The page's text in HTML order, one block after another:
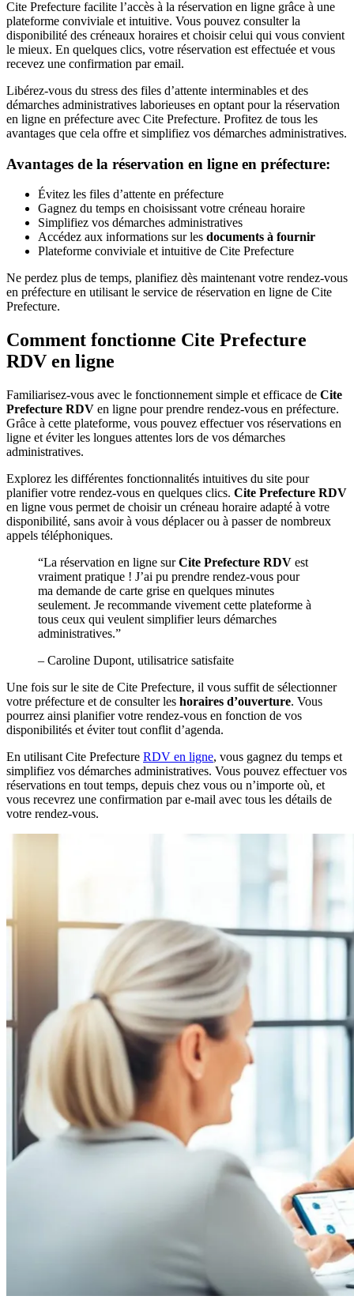
Cite Prefecture facilite l’accès à la réservation en ligne grâce à une
plateforme conviviale et intuitive. Vous pouvez consulter la
disponibilité des créneaux horaires et choisir celui qui vous convient
le mieux. En quelques clics, votre réservation est effectuée et vous
recevez une confirmation par email.
Libérez-vous du stress des files d’attente interminables et des
démarches administratives laborieuses en optant pour la réservation
en ligne en préfecture avec Cite Prefecture. Profitez de tous les
avantages que cela offre et simplifiez vos démarches administratives.
Avantages de la réservation en ligne en préfecture:
Évitez les files d’attente en préfecture
Gagnez du temps en choisissant votre créneau horaire
Simplifiez vos démarches administratives
Accédez aux informations sur les documents à fournir
Plateforme conviviale et intuitive de Cite Prefecture
Ne perdez plus de temps, planifiez dès maintenant votre rendez-vous
en préfecture en utilisant le service de réservation en ligne de Cite
Prefecture.
Comment fonctionne Cite Prefecture
RDV en ligne
Familiarisez-vous avec le fonctionnement simple et efficace de Cite
Prefecture RDV en ligne pour prendre rendez-vous en préfecture.
Grâce à cette plateforme, vous pouvez effectuer vos réservations en
ligne et éviter les longues attentes lors de vos démarches
administratives.
Explorez les différentes fonctionnalités intuitives du site pour
planifier votre rendez-vous en quelques clics. Cite Prefecture RDV
en ligne vous permet de choisir un créneau horaire adapté à votre
disponibilité, sans avoir à vous déplacer ou à passer de nombreux
appels téléphoniques.
“La réservation en ligne surCite Prefecture RDV est
vraiment pratique ! J’ai pu prendre rendez-vous pour
ma demande de carte grise en quelques minutes
seulement. Je recommande vivement cette plateforme à
tous ceux qui veulent simplifier leurs démarches
administratives.”
– Caroline Dupont, utilisatrice satisfaite
Une fois sur le site de Cite Prefecture, il vous suffit de sélectionner
votre préfecture et de consulter les horaires d’ouverture. Vous
pourrez ainsi planifier votre rendez-vous en fonction de vos
disponibilités et éviter tout conflit d’agenda.
En utilisant Cite Prefecture RDV en ligne, vous gagnez du temps et
simplifiez vos démarches administratives. Vous pouvez effectuer vos
réservations en tout temps, depuis chez vous ou n’importe où, et
vous recevrez une confirmation par e-mail avec tous les détails de
votre rendez-vous.